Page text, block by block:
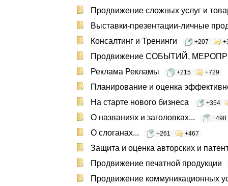
Продвижение сложных услуг и
Выставки-презентации-личные
Консалтинг и Тренинги
+207
Продвижение СОБЫТИЙ,
Реклама Рекламы
+215 +729
Планирование и оценка
На старте нового бизнеса
+354
О названиях и заголовках... +498
О слоганах... +261 +467
Защита и оценка авторских и
Продвижение печатной продукции
Продвижение коммуникационных